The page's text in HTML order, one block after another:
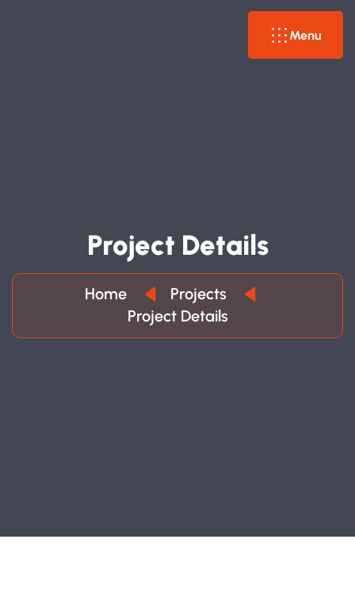
Menu
PROJECT DETAILS
Home
Projects
Project Details